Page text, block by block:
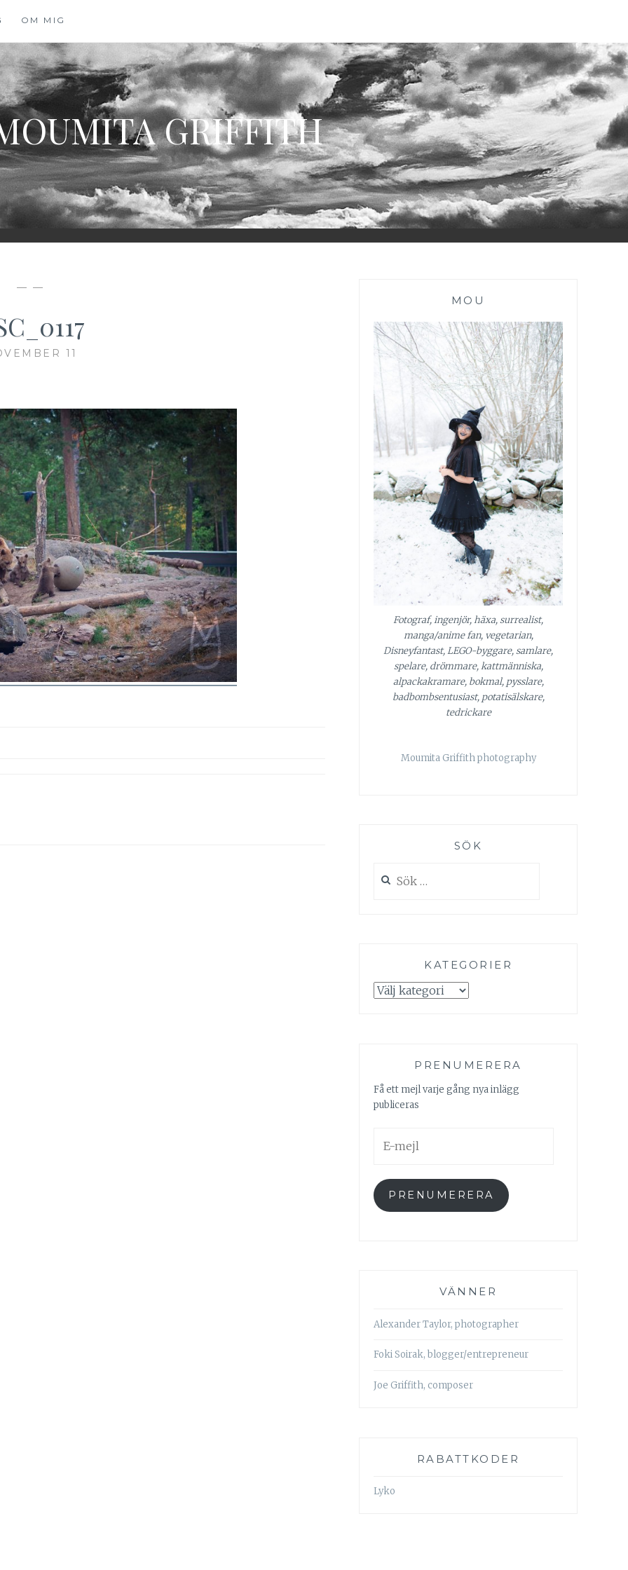
OM MIG
GRIFFITH
— —
11
MOU
Fotograf, ingenjör, häxa, surrealist,
manga/anime fan, vegetarian,
Disneyfantast, LEGO-byggare, samlare,
spelare, drömmare, kattmänniska,
alpackakramare, bokmal, pysslare,
badbombsentusiast, potatisälskare,
tedrickare
Moumita Griffith photography
SÖK
efter:
KATEGORIER
Kategorier
PRENUMERERA
Få ett mejl varje gång nya inlägg
publiceras
mejl
PRENUMERERA
VÄNNER
Alexander Taylor, photographer
Foki Soirak, blogger/entrepreneur
Joe Griffith, composer
RABATTKODER
Lyko